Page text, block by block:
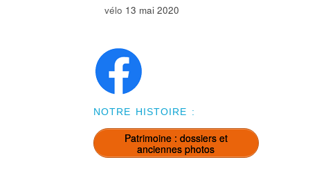
vélo 13 mai 2020
NOTRE HISTOIRE :
Patrimoine : dossiers et
anciennes photos